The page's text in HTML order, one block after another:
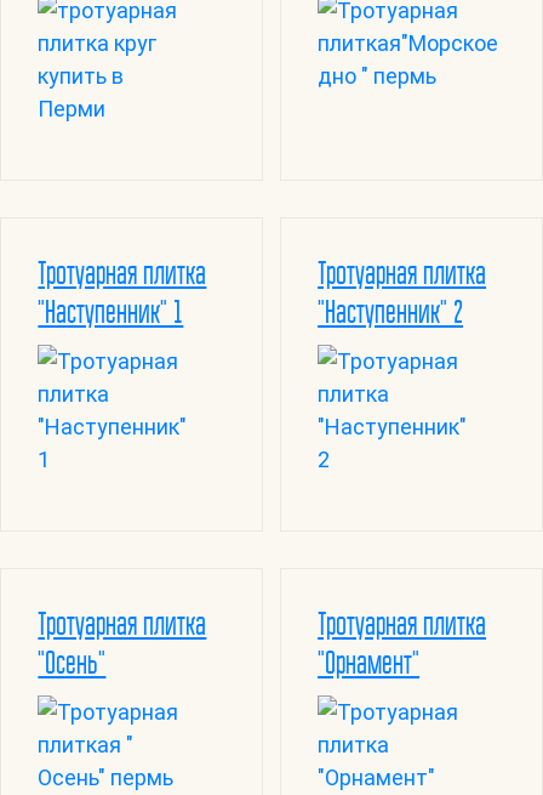
Тротуарная плитка
"Наступенник" 1
Тротуарная плитка
"Наступенник" 2
Тротуарная плитка
"Осень"
Тротуарная плитка
"Орнамент"